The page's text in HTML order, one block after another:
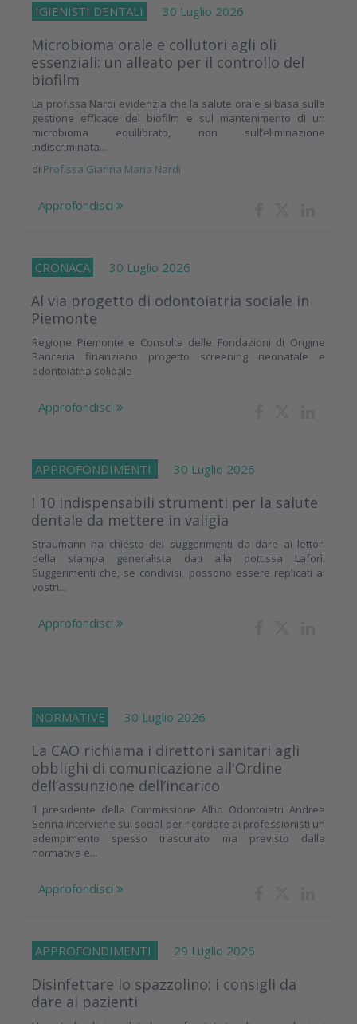
IGIENISTI DENTALI 30 Luglio 2026
Microbioma orale e collutori agli oli
essenziali: un alleato per il controllo del
biofilm
La prof.ssa Nardi evidenzia che la salute orale si basa sulla
gestione efficace del biofilm e sul mantenimento di un
microbioma equilibrato, non sull’eliminazione
indiscriminata...
di Prof.ssa Gianna Maria Nardi
Approfondisci
CRONACA 30 Luglio 2026
Al via progetto di odontoiatria sociale in
Piemonte
Regione Piemonte e Consulta delle Fondazioni di Origine
Bancaria finanziano progetto screening neonatale e
odontoiatria solidale
Approfondisci
APPROFONDIMENTI 30 Luglio 2026
I 10 indispensabili strumenti per la salute
dentale da mettere in valigia
Straumann ha chiesto dei suggerimenti da dare ai lettori
della stampa generalista dati alla dott.ssa Laforì.
Suggerimenti che, se condivisi, possono essere replicati ai
vostri...
Approfondisci
NORMATIVE 30 Luglio 2026
La CAO richiama i direttori sanitari agli
obblighi di comunicazione all'Ordine
dell’assunzione dell’incarico
Il presidente della Commissione Albo Odontoiatri Andrea
Senna interviene sui social per ricordare ai professionisti un
adempimento spesso trascurato ma previsto dalla
normativa e...
Approfondisci
APPROFONDIMENTI 29 Luglio 2026
Disinfettare lo spazzolino: i consigli da
dare ai pazienti